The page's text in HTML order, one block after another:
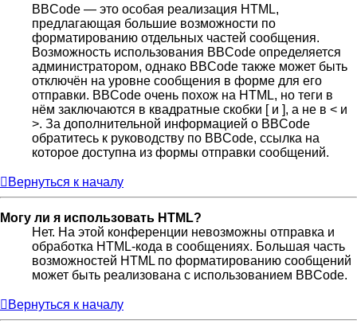
BBCode — это особая реализация HTML,
предлагающая большие возможности по
форматированию отдельных частей сообщения.
Возможность использования BBCode определяется
администратором, однако BBCode также может быть
отключён на уровне сообщения в форме для его
отправки. BBCode очень похож на HTML, но теги в
нём заключаются в квадратные скобки [ и ], а не в < и
>. За дополнительной информацией о BBCode
обратитесь к руководству по BBCode, ссылка на
которое доступна из формы отправки сообщений.
Вернуться к началу
Могу ли я использовать HTML?
Нет. На этой конференции невозможны отправка и
обработка HTML-кода в сообщениях. Большая часть
возможностей HTML по форматированию сообщений
может быть реализована с использованием BBCode.
Вернуться к началу